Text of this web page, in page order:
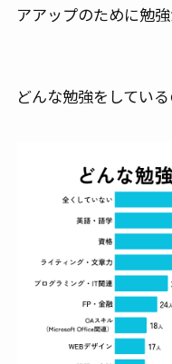
アアップのために勉
どんな勉強をしてい